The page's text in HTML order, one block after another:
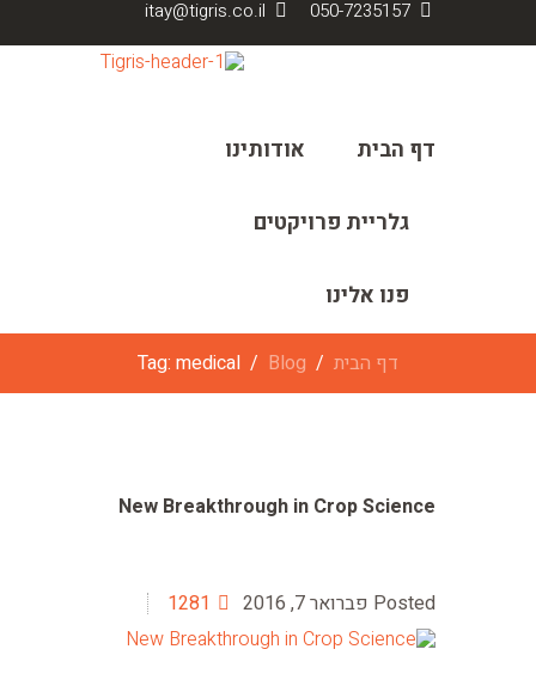
050-7235157
itay@tigris.co.il
דף הבית אודותינו
גלריית פרויקטים
פנו אלינו
דף הבית Blog
Tag: medical
New Breakthrough in Crop Science
פברואר 7, 2016 1281